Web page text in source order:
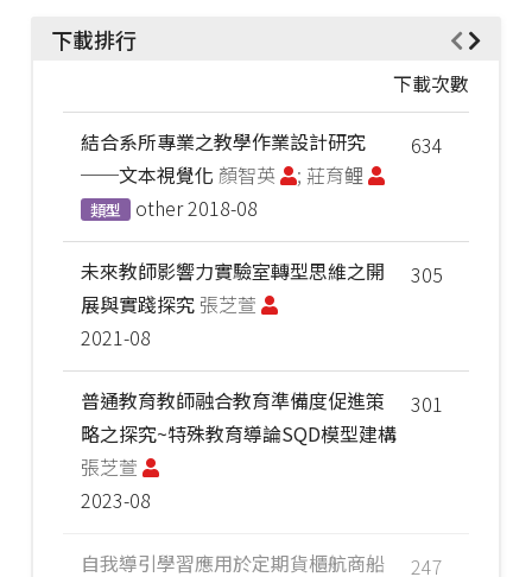
下載排行
下載次數
634
結合系所專業之教學作業設計研究
──文本視覺化 顏智英 ; 莊育鲤
類型 other2018-08
305
未來教師影響力實驗室轉型思維之開
展與實踐探究 張芝萱
2021-08
301
普通教育教師融合教育準備度促進策
略之探究~特殊教育導論SQD模型建構
張芝萱
2023-08
247
自我導引學習應用於定期貨櫃航商船